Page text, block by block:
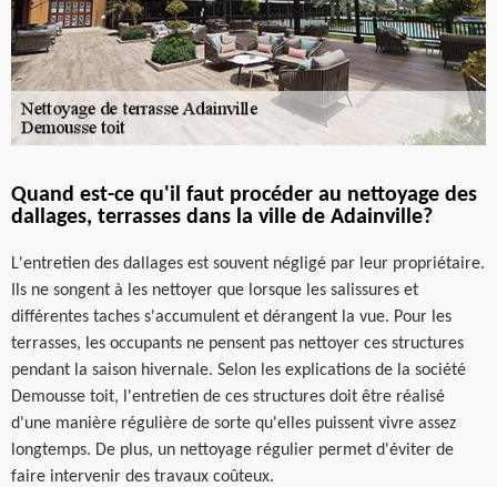
Quand est-ce qu'il faut procéder au nettoyage des
dallages, terrasses dans la ville de Adainville?
L'entretien des dallages est souvent négligé par leur propriétaire.
Ils ne songent à les nettoyer que lorsque les salissures et
différentes taches s'accumulent et dérangent la vue. Pour les
terrasses, les occupants ne pensent pas nettoyer ces structures
pendant la saison hivernale. Selon les explications de la société
Demousse toit, l'entretien de ces structures doit être réalisé
d'une manière régulière de sorte qu'elles puissent vivre assez
longtemps. De plus, un nettoyage régulier permet d'éviter de
faire intervenir des travaux coûteux.